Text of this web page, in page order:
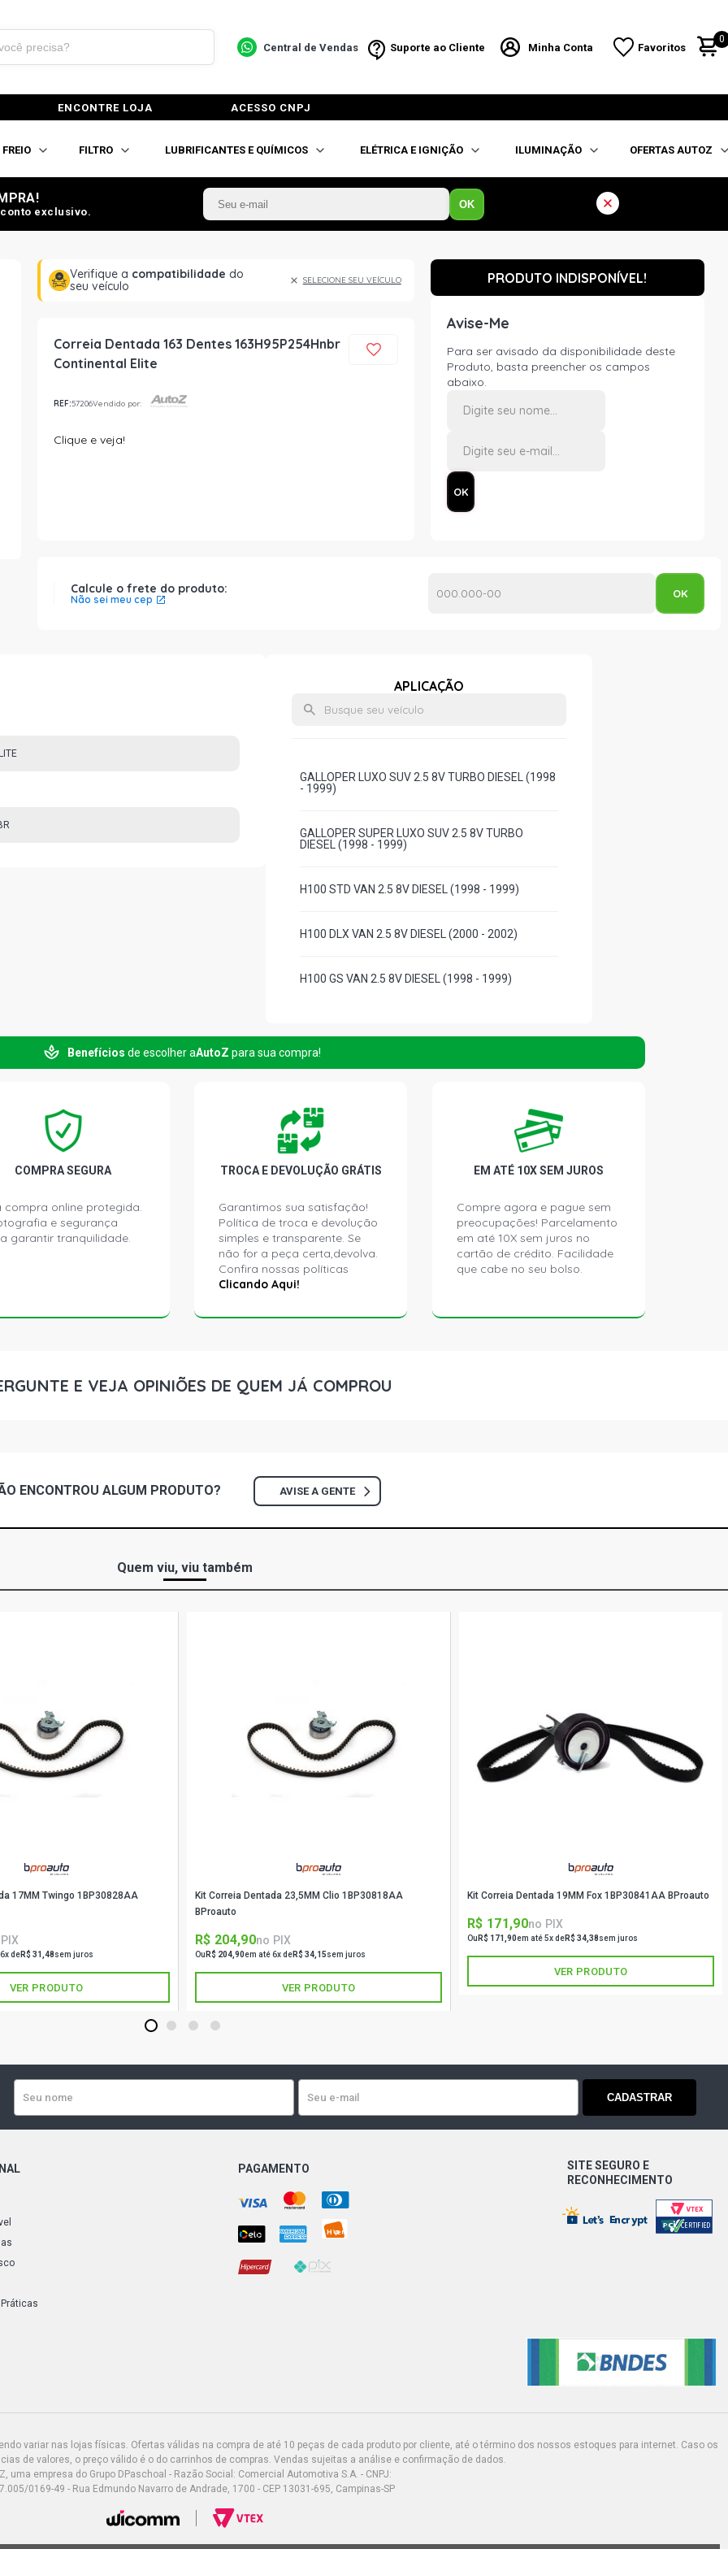
Central de Vendas Suporte ao Cliente Minha Conta Favoritos
0
ENCONTRE LOJA ACESSO CNPJ
FREIO FILTRO LUBRIFICANTES E QUÍMICOS ELÉTRICA E IGNIÇÃO ILUMINAÇÃO OFERTAS AUTOZ
exclusivo.
OK
Verifique a compatibilidade do
seu veículo
SELECIONE SEU VEÍCULO
Correia Dentada 163 Dentes 163H95P254Hnbr
Continental Elite
REF:57206Vendido por:
Clique e veja!
PRODUTO INDISPONÍVEL!
Avise-Me
Para ser avisado da disponibilidade deste
Produto, basta preencher os campos
abaixo.
Calcule o frete do produto:
Não sei meu cep
APLICAÇÃO
GALLOPER LUXO SUV 2.5 8V TURBO DIESEL (1998
- 1999)
GALLOPER SUPER LUXO SUV 2.5 8V TURBO
DIESEL (1998 - 1999)
H100 STD VAN 2.5 8V DIESEL (1998 - 1999)
H100 DLX VAN 2.5 8V DIESEL (2000 - 2002)
H100 GS VAN 2.5 8V DIESEL (1998 - 1999)
2007)
L200 GLS PICKUP 2.5 8V 4D56 DIESEL (1999 -
2007)
(2002 - 2013)
L200 OUTDOOR HPE PICKUP 2.5 8V 4D56 DIESEL
(2002 - 2011)
2013)
Benefícios de escolher aAutoZ para sua compra!
COMPRA SEGURA
compra online protegida.
e segurança
garantir tranquilidade.
TROCA E DEVOLUÇÃO GRÁTIS
Garantimos sua satisfação!
Política de troca e devolução
simples e transparente. Se
não for a peça certa,devolva.
Confira nossas políticas
Clicando Aqui!
EM ATÉ 10X SEM JUROS
Compre agora e pague sem
preocupações! Parcelamento
em até 10X sem juros no
cartão de crédito. Facilidade
que cabe no seu bolso.
E VEJA OPINIÕES DE QUEM JÁ COMPROU
ENCONTROU ALGUM PRODUTO? AVISE A GENTE
Quem viu, viu também
17MM Twingo 1BP30828AA
deR$ 31,48sem juros
VER PRODUTO
Kit Correia Dentada 23,5MM Clio 1BP30818AA
BProauto
R$ 204,90no PIX
Ou R$ 204,90em até 6x deR$ 34,15sem juros
VER PRODUTO
Kit Correia Dentada 19MM Fox 1BP30841AA BProauto
R$ 171,90no PIX
Ou R$ 171,90em até 5x deR$ 34,38sem juros
VER PRODUTO
1 2 3 4
CADASTRAR
PAGAMENTO
SITE SEGURO E
RECONHECIMENTO
variar nas lojas físicas. Ofertas válidas na compra de até 10 peças de cada produto por cliente, até o término dos nossos estoques para internet. Caso os
de valores, o preço válido é o do carrinhos de compras. Vendas sujeitas a análise e confirmação de dados.
uma empresa do Grupo DPaschoal - Razão Social: Comercial Automotiva S.A. - CNPJ:
0169-49 - Rua Edmundo Navarro de Andrade, 1700 - CEP 13031-695, Campinas-SP